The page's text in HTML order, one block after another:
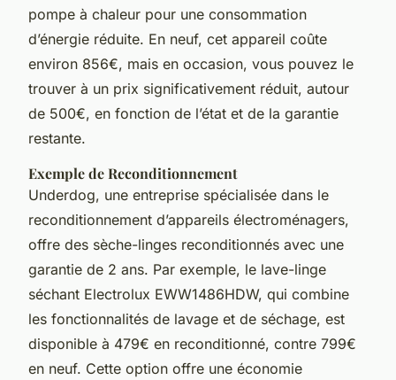
pompe à chaleur pour une consommation
d’énergie réduite. En neuf, cet appareil coûte
environ 856€, mais en occasion, vous pouvez le
trouver à un prix significativement réduit, autour
de 500€, en fonction de l’état et de la garantie
restante.
Exemple de Reconditionnement
Underdog, une entreprise spécialisée dans le
reconditionnement d’appareils électroménagers,
offre des sèche-linges reconditionnés avec une
garantie de 2 ans. Par exemple, le lave-linge
séchant Electrolux EWW1486HDW, qui combine
les fonctionnalités de lavage et de séchage, est
disponible à 479€ en reconditionné, contre 799€
en neuf. Cette option offre une économie